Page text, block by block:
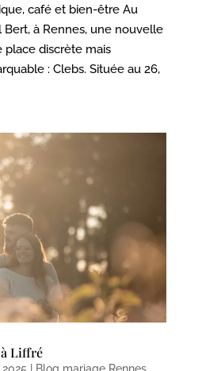
café et bien-être Au
à Rennes, une nouvelle
place discrète mais
: Clebs. Située au 26,
à Liffré
| Blog mariage Rennes